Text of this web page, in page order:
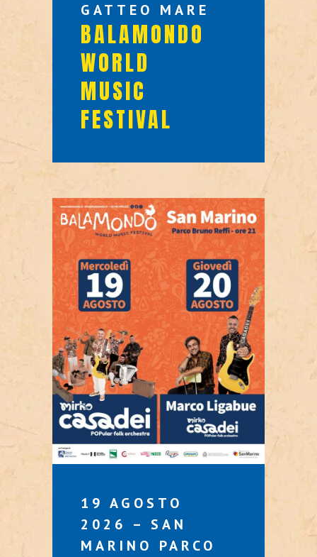
GATTEO MARE
BALAMONDO
WORLD
MUSIC
FESTIVAL
19 AGOSTO
2026 – SAN
MARINO PARCO